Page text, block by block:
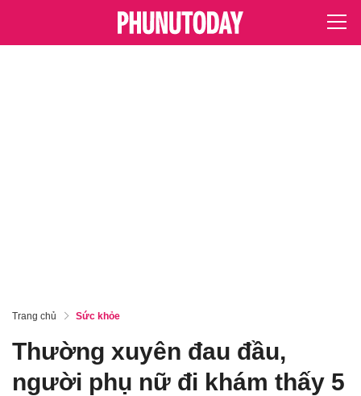
Trang chủ Sức khỏe
Thường xuyên đau đầu,
người phụ nữ đi khám thấy 5